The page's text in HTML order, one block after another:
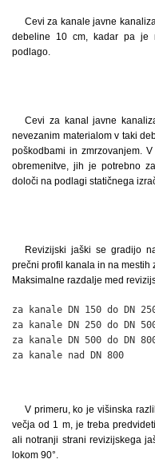
Cevi za kanale javne
debeline 10 cm, kadar pa je
podlago.
Cevi za kanal javne
nevezanim materialom v taki
poškodbami in zmrzovanjem.
obremenitve, jih je potrebno
določi na podlagi statičnega
Revizijski jaški se gradijo
prečni profil kanala in na mestih
Maksimalne razdalje med
za kanale DN 150 do
za kanale DN 250 do
za kanale DN 500 do
za kanale nad DN
V primeru, ko je višinska
večja od 1 m, je treba
ali notranji strani revizijskega
lokom 90°.